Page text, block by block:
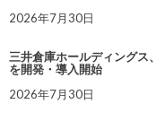
2026年7月30日
三井倉庫ホールディングス
を開発・導入開始
2026年7月30日